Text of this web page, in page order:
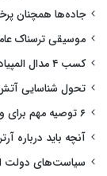
جاده‌ها همچنان
موسیقی ترسناک
کسب ۴ مدال المپیاد جهانی هوش مصنوعی برای ایران
تحول شناسایی
۶ توصیه مهم برای والدین پیش از بازگشایی مدارس
آنچه باید درباره
سیاست‌های دولت